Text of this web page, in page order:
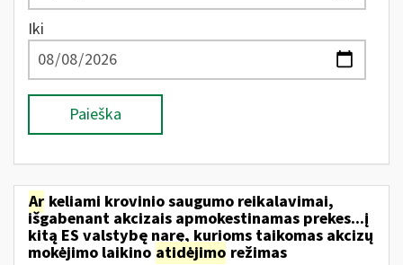
Iki
Paieška
Ar keliami krovinio saugumo reikalavimai,
išgabenant akcizais apmokestinamas prekes...į
kitą ES valstybę narę, kurioms taikomas akcizų
mokėjimo laikino atidėjimo režimas